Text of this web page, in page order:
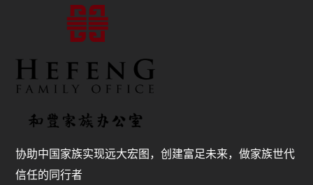
协助中国家族实现远大宏图，创建富足未来，做家族世代
信任的同行者